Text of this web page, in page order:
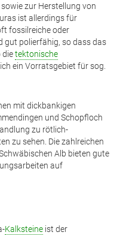
zur Herstellung von
ist allerdings für
fossilreiche oder
gut polierfähig, so dass das
dietektonische
ein Vorratsgebiet für sog.
mit dickbankigen
und Schopfloch
zu rötlich-
zu sehen. Die zahlreichen
Alb bieten gute
auf
Kalksteine ist der